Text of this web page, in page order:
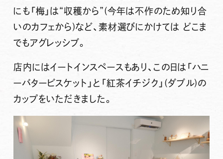
にも 「梅」は“収穫から”(今年は不作のため知り合
いのカフェから)など、素材選びにかけては どこま
でもアグレッシブ。
店内にはイートインスペースもあり、この日は 「ハニ
ーバタービスケット」と「紅茶イチジク」(ダブル)の
カップをいただきました。